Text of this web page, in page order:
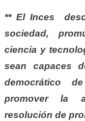
** El Inces
sociedad,
ciencia y
sean capaces
democrático
promover la
resolución de